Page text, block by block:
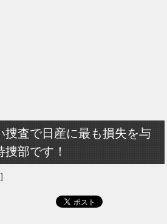
捜査で日産に最も損失を与
部です！
]